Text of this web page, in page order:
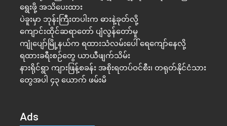
ရွေးဖို့ အသိပေးထား
ပဲခူးမှာ ဘုန်းကြီးတပါးက ဓားနဲ့ခုတ်လို့
ကျောင်းထိုင်ဆရာတော် ပျံလွန်တော်မူ
ကျုံပျော်မြို့နယ်က ရထားသံလမ်းပေါ် ရေကျော်နေလို့
ရထားခရီးစဉ်တွေ ယာယီဖျက်သိမ်း
နားရိုင်ရွာ ကျားဖြန့်စခန်း အစိုးရတပ်ဝင်စီး၊ တရုတ်နိုင်ငံသား
တွေအပါ ၄၃ ယောက် ဖမ်းမိ
Ads